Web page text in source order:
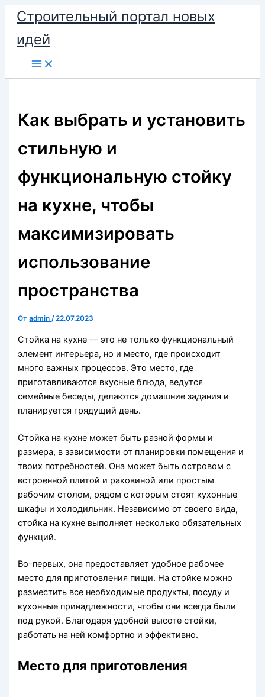
Перейти
содержимому
Строительный портал новых
идей
Как выбрать и установить
стильную и
функциональную стойку
на кухне, чтобы
максимизировать
использование
пространства
Отadmin/22.07.2023
Стойка на кухне — это не только функциональный
элемент интерьера, но и место, где происходит
много важных процессов. Это место, где
приготавливаются вкусные блюда, ведутся
семейные беседы, делаются домашние задания и
планируется грядущий день.
Стойка на кухне может быть разной формы и
размера, в зависимости от планировки помещения и
твоих потребностей. Она может быть островом с
встроенной плитой и раковиной или простым
рабочим столом, рядом с которым стоят кухонные
шкафы и холодильник. Независимо от своего вида,
стойка на кухне выполняет несколько обязательных
функций.
Во-первых, она предоставляет удобное рабочее
место для приготовления пищи. На стойке можно
разместить все необходимые продукты, посуду и
кухонные принадлежности, чтобы они всегда были
под рукой. Благодаря удобной высоте стойки,
работать на ней комфортно и эффективно.
Место для приготовления